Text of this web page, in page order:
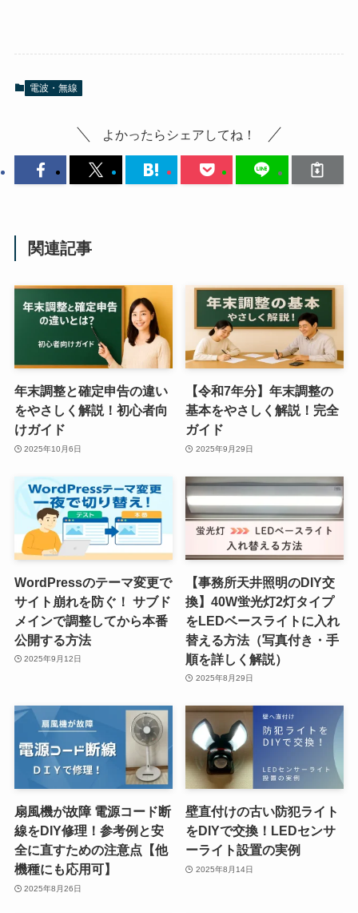
電波・無線
よかったらシェアしてね！
関連記事
年末調整と確定申告の違い
をやさしく解説！初心者向
けガイド
2025年10月6日
【令和7年分】年末調整の
基本をやさしく解説！完全
ガイド
2025年9月29日
WordPressのテーマ変更で
サイト崩れを防ぐ！ サブド
メインで調整してから本番
公開する方法
2025年9月12日
【事務所天井照明のDIY交
換】40W蛍光灯2灯タイプ
をLEDベースライトに入れ
替える方法（写真付き・手
順を詳しく解説）
2025年8月29日
扇風機が故障 電源コード断
線をDIY修理！参考例と安
全に直すための注意点【他
機種にも応用可】
2025年8月26日
壁直付けの古い防犯ライト
をDIYで交換！LEDセンサ
ーライト設置の実例
2025年8月14日